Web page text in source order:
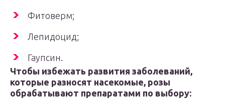
Фитоверм;
Лепидоцид;
Гаупсин.
Чтобы избежать развития заболеваний,
которые разносят насекомые, розы
обрабатывают препаратами по выбору: